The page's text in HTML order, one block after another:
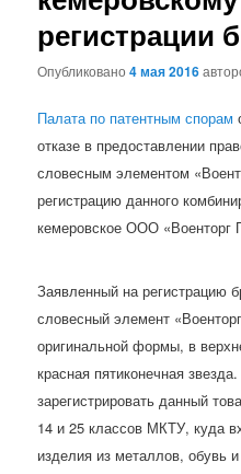
регистрации
Опубликовано4 мая 2016
Палата по патентным спорам
отказе в предоставлении
словесным элементом
регистрацию данного
кемеровское ООО «Военторг
Заявленный на регистрацию
словесный элемент
оригинальной формы, в
красная пятиконечная
зарегистрировать данный
14 и 25 классов МКТУ, куда
изделия из металлов, обувь